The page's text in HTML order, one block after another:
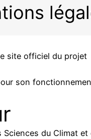
site officiel du projet
son
Sciences du Climat et